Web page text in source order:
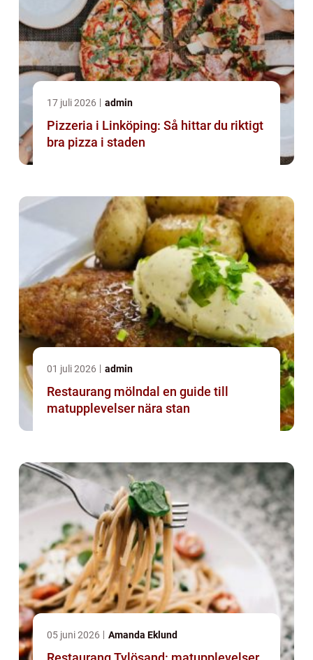
17 juli 2026 admin
Pizzeria i Linköping: Så hittar du riktigt
bra pizza i staden
01 juli 2026 admin
Restaurang mölndal en guide till
matupplevelser nära stan
05 juni 2026 Amanda Eklund